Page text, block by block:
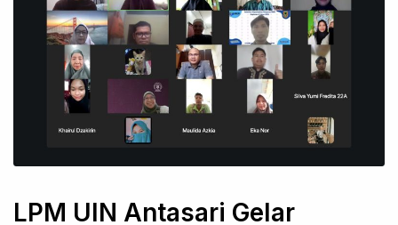
LPM UIN Antasari Gelar